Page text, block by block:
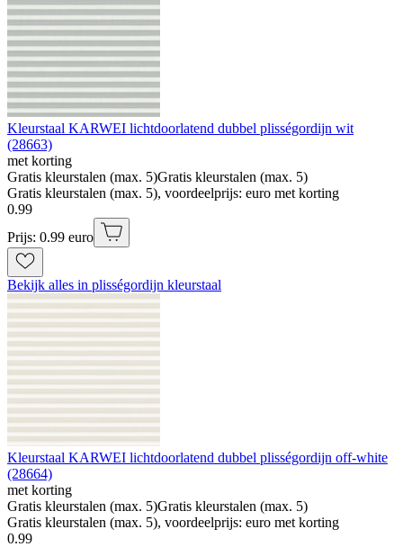
Kleurstaal KARWEI lichtdoorlatend dubbel plisségordijn wit
(28663)
met korting
Gratis kleurstalen (max. 5)Gratis kleurstalen (max. 5)
Gratis kleurstalen (max. 5), voordeelprijs: euro met korting
0.99
Prijs: 0.99 euro
Bekijk alles in plisségordijn kleurstaal
Kleurstaal KARWEI lichtdoorlatend dubbel plisségordijn off-white
(28664)
met korting
Gratis kleurstalen (max. 5)Gratis kleurstalen (max. 5)
Gratis kleurstalen (max. 5), voordeelprijs: euro met korting
0.99